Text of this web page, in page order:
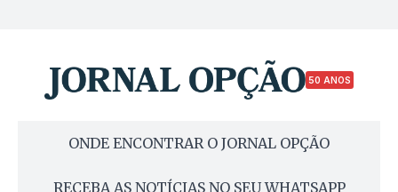
50 ANOS
ONDE ENCONTRAR O JORNAL OPÇÃO
RECEBA AS NOTÍCIAS NO SEU WHATSAPP